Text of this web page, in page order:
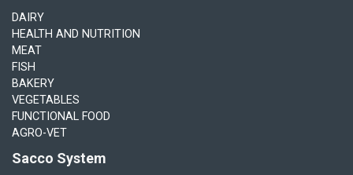
DAIRY
HEALTH AND NUTRITION
MEAT
FISH
BAKERY
VEGETABLES
FUNCTIONAL FOOD
AGRO-VET
Sacco System